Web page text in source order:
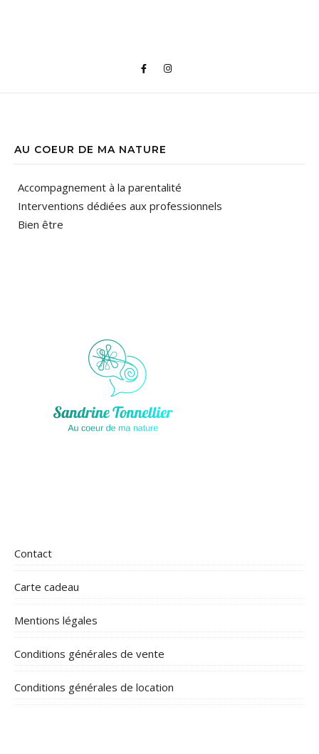
AU COEUR DE MA NATURE
Accompagnement à la parentalité
Interventions dédiées aux professionnels
Bien être
Contact
Carte cadeau
Mentions légales
Conditions générales de vente
Conditions générales de location